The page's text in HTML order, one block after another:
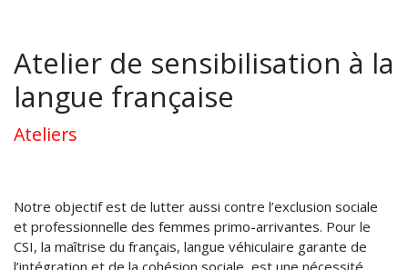
Atelier de sensibilisation à la
langue française
Ateliers
Notre objectif est de lutter aussi contre l’exclusion sociale
et professionnelle des femmes primo-arrivantes. Pour le
CSI, la maîtrise du français, langue véhiculaire garante de
l’intégration et de la cohésion sociale, est une nécessité